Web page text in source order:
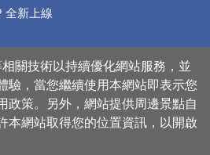
全新上線
季 搞海陸
關技術以持續優化網站服務，並
驗，當您繼續使用本網站即表示您
政策。另外，網站提供周邊景點自
本網站取得您的位置資訊，以開啟